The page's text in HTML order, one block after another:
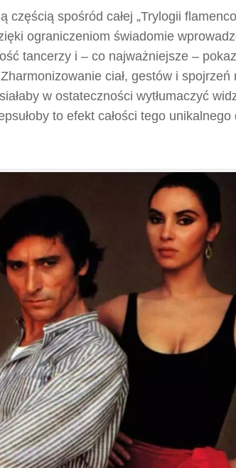
częścią spośród całej „Trylogii
ograniczeniom świadomie
tancerzy i – co najważniejsze –
ciał, gestów i
w ostateczności wytłumaczyć
to efekt całości tego unikalnego